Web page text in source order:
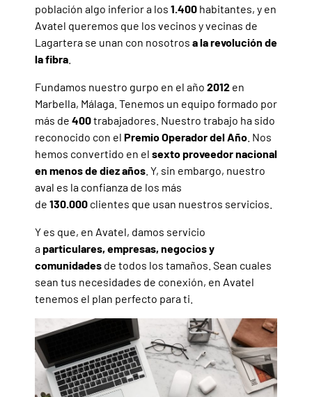
población algo inferior a los 1.400 habitantes, y en
Avatel queremos que los vecinos y vecinas de
Lagartera se unan con nosotros a la revolución de
la fibra
Fundamos nuestro gurpo en el año 2012 en
Marbella, Málaga. Tenemos un equipo formado por
más de 400trabajadores. Nuestro trabajo ha sido
reconocido con el Premio Operador del Año . Nos
hemos convertido en el sexto proveedor nacional
en menos de diez años . Y, sin embargo, nuestro
aval es la confianza de los más
de 130.000 clientes que usan nuestros servicios.
Y es que, en Avatel, damos servicio
aparticulares, empresas, negocios y
comunidades de todos los tamaños. Sean cuales
sean tus necesidades de conexión, en Avatel
tenemos el plan perfecto para ti.